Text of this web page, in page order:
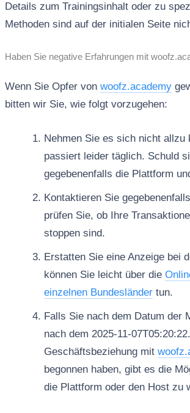
Details zum Trainingsinhalt oder zu
Methoden sind auf der initialen Seite
Haben Sie negative Erfahrungen mit
Wenn Sie Opfer von woofz.academy
bitten wir Sie, wie folgt vorzugehen:
Nehmen Sie es sich nicht allzu
passiert leider täglich. Schuld
gegebenenfalls die Plattform
Kontaktieren Sie
prüfen Sie, ob Ihre
stoppen sind.
Erstatten Sie eine Anzeige bei
können Sie leicht über die
einzelnen Bundesländertun.
Falls Sie nach dem Datum der
nach dem 2025-11-
Geschäftsbeziehung mit
begonnen haben, gibt es die
die Plattform oder den Host zu